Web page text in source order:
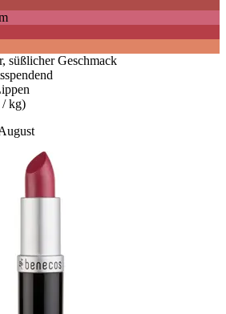
süßlicher Geschmack
/ kg)